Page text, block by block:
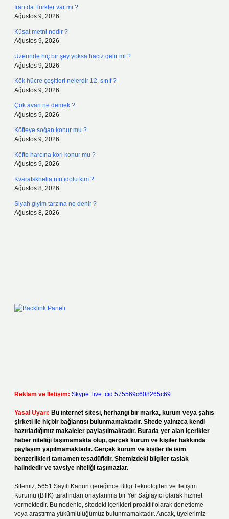
İran’da Türkler var mı ?
Ağustos 9, 2026
Küşat metni nedir ?
Ağustos 9, 2026
Üzerinde hiç bir şey yoksa haciz gelir mi ?
Ağustos 9, 2026
Kök hücre çeşitleri nelerdir 12. sınıf ?
Ağustos 9, 2026
Çok avan ne demek ?
Ağustos 9, 2026
Köfteye soğan konur mu ?
Ağustos 9, 2026
Köfte harcına köri konur mu ?
Ağustos 9, 2026
Kvaratskhelia’nın idolü kim ?
Ağustos 8, 2026
Siyah giyim tarzına ne denir ?
Ağustos 8, 2026
Reklam ve İletişim: Skype: live:.cid.575569c608265c69
Yasal Uyarı: Bu internet sitesi, herhangi bir marka, kurum veya şahıs
şirketi ile hiçbir bağlantısı bulunmamaktadır. Sitede yalnızca kendi
hazırladığımız makaleler paylaşılmaktadır. Burada yer alan içerikler
haber niteliği taşımamakta olup, gerçek kurum ve kişiler hakkında
paylaşım yapılmamaktadır. Gerçek kurum ve kişiler ile isim
benzerlikleri tamamen tesadüfidir. Sitemizdeki bilgiler taslak
halindedir ve tavsiye niteliği taşımazlar.
Sitemiz, 5651 Sayılı Kanun gereğince Bilgi Teknolojileri ve İletişim
Kurumu (BTK) tarafından onaylanmış bir Yer Sağlayıcı olarak hizmet
vermektedir. Bu nedenle, sitedeki içerikleri proaktif olarak denetleme
veya araştırma yükümlülüğümüz bulunmamaktadır. Ancak, üyelerimiz